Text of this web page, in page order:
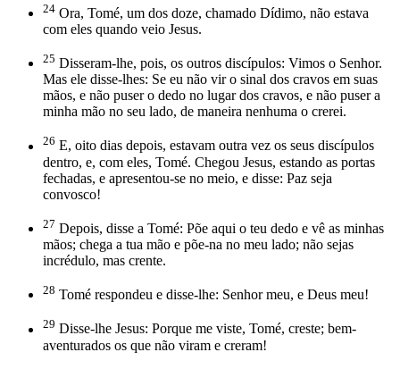
24 Ora, Tomé, um dos doze, chamado Dídimo, não estava
com eles quando veio Jesus.
25 Disseram-lhe, pois, os outros discípulos: Vimos o Senhor.
Mas ele disse-lhes: Se eu não vir o sinal dos cravos em suas
mãos, e não puser o dedo no lugar dos cravos, e não puser a
minha mão no seu lado, de maneira nenhuma o crerei.
26 E, oito dias depois, estavam outra vez os seus discípulos
dentro, e, com eles, Tomé. Chegou Jesus, estando as portas
fechadas, e apresentou-se no meio, e disse: Paz seja
convosco!
27 Depois, disse a Tomé: Põe aqui o teu dedo e vê as minhas
mãos; chega a tua mão e põe-na no meu lado; não sejas
incrédulo, mas crente.
28 Tomé respondeu e disse-lhe: Senhor meu, e Deus meu!
29 Disse-lhe Jesus: Porque me viste, Tomé, creste; bem-
aventurados os que não viram e creram!